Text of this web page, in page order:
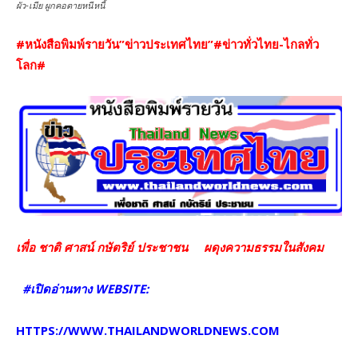
ผัว-เมีย ผูกคอตายหนีหนี้
#หนังสือพิมพ์รายวัน”ข่าวประเทศไทย”#ข่าวทั่วไทย-ไกลทั่ว
โลก#
เพื่อ ชาติ ศาสน์ กษัตริย์ ประชาชน ผดุงความธรรมในสังคม
#เปิดอ่านทาง WEBSITE:
HTTPS://WWW.THAILANDWORLDNEWS.COM